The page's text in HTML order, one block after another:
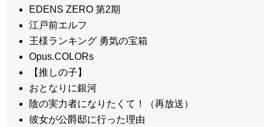
EDENS ZERO 第2期
江戸前エルフ
王様ランキング 勇気の宝箱
Opus.COLORs
【推しの子】
おとなりに銀河
陰の実力者になりたくて！（再放送）
彼女が公爵邸に行った理由